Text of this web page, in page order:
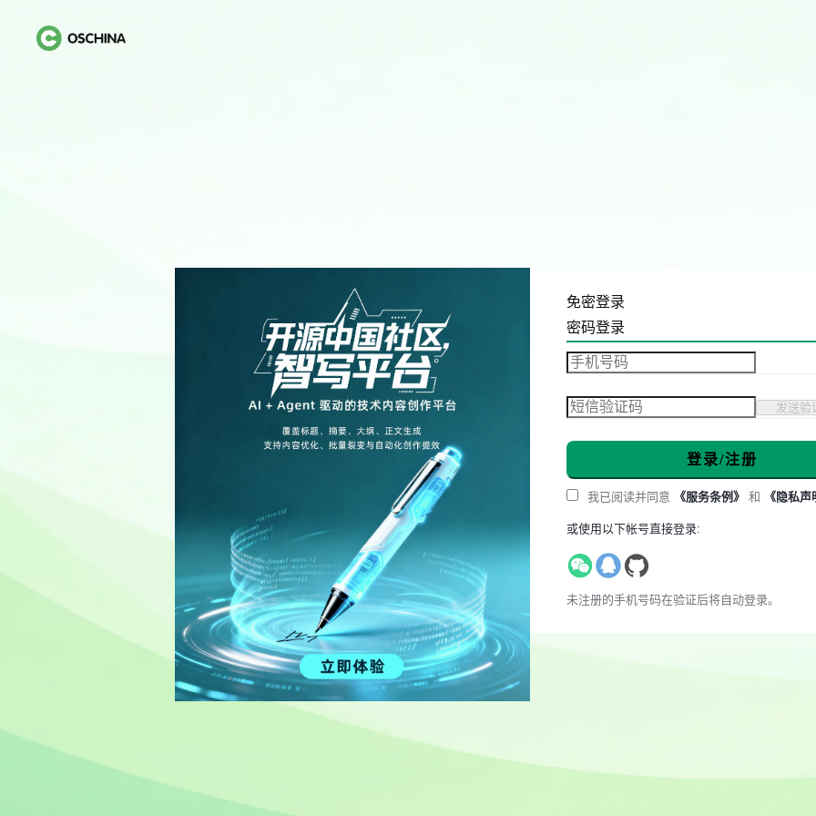
免密登录
密码登录
发送验
登录/注册
我已阅读并同意 《服务条例》 和 《隐私声
或使用以下帐号直接登录:
未注册的手机号码在验证后将自动登录。